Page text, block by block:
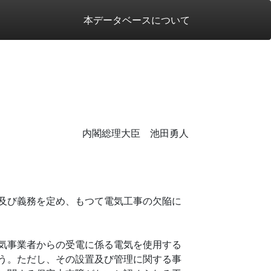
本データベースについて
内閣総理大臣 池田勇人
び義務を定め、もつて電気工事の欠陥に
事業者からの受電に係る電気を使用する
。ただし、その設置及び管理に関する事